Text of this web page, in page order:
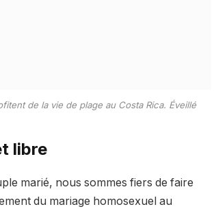
de la vie de plage au Costa Rica. Éveillé
libre
marié, nous sommes fiers de faire
du mariage homosexuel au